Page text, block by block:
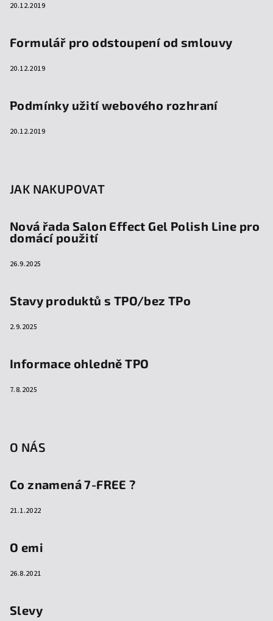
20.12.2019
Formulář pro odstoupení od smlouvy
20.12.2019
Podmínky užití webového rozhraní
20.12.2019
JAK NAKUPOVAT
Nová řada Salon Effect Gel Polish Line pro
domácí použití
26.9.2025
Stavy produktů s TPO/bez TPo
2.9.2025
Informace ohledně TPO
7.8.2025
O NÁS
Co znamená 7-FREE ?
21.1.2022
O emi
26.8.2021
Slevy